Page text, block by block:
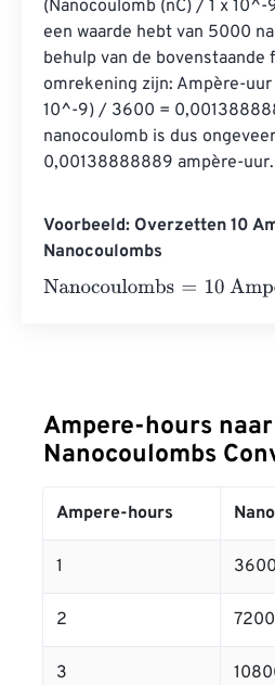
(Nanocoulomb (nC) / 1 x
een waarde hebt van 5000
behulp van de bovenstaande
omrekening zijn: Ampère-
10^-9) / 3600 =
nanocoulomb is dus
0,00138888889 ampère-uur.
Voorbeeld: Overzetten 10
Nanocoulombs
Nanocoulombs=10 Ampere-
Ampere-hours naar
Nanocoulombs
Ampere-hours
1
2
3